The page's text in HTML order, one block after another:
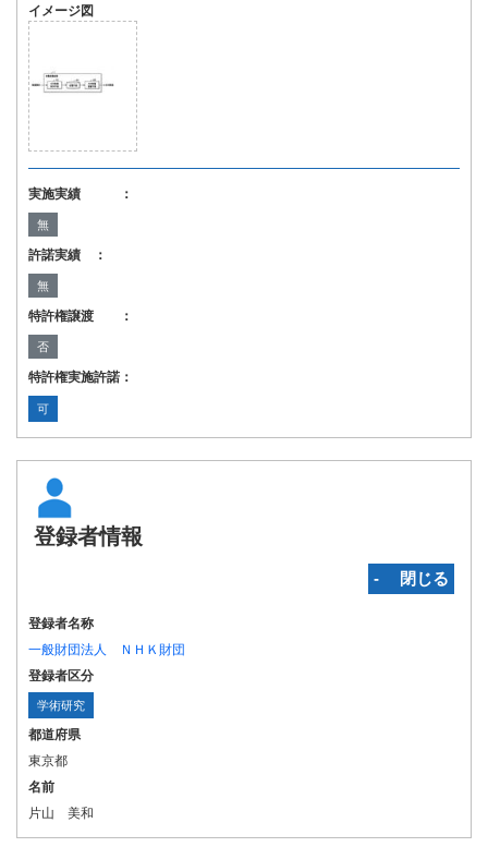
イメージ図
実施実績 ：
無
許諾実績 ：
無
特許権譲渡 ：
否
特許権実施許諾：
可
登録者情報
‐ 閉じる
登録者名称
一般財団法人 ＮＨＫ財団
登録者区分
学術研究
都道府県
東京都
名前
片山 美和